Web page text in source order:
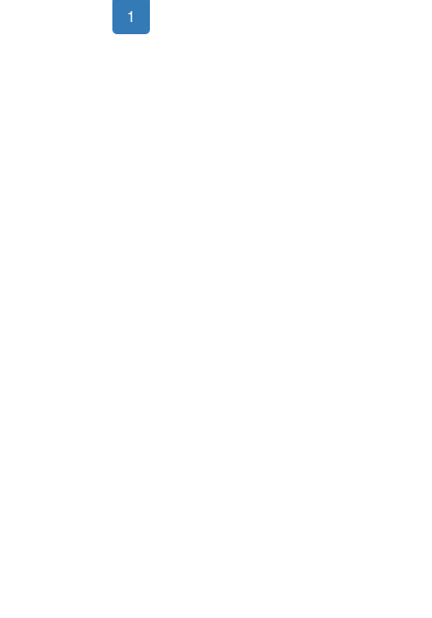
1